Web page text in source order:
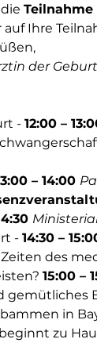
Ihre
der
- 12:00 –
– 14:00
- 14:30 –
des
15:00 –
gemütliches
in